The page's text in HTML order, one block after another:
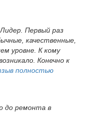
Первый раз
качественные,
уровне. К кому
Конечно к
полностью
до ремонта в